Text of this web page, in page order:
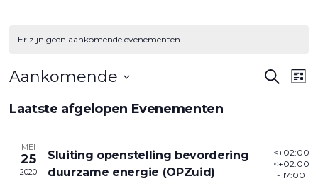
Er zijn geen aankomende evenementen.
Zoeken
Lijst
Aankomende
een
Laatste afgelopen Evenementen
MEI
25
2020
- 17:00
Sluiting openstelling bevordering
duurzame energie (OPZuid)